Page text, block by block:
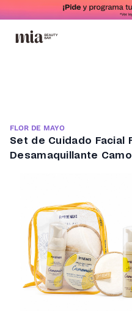
FLOR DE MAYO
Set de Cuidado Facial
Desamaquillante